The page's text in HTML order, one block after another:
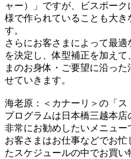
ャー）」ですが、ビスポーク
様で作られていることも大き
す。
さらにお客さまによって最適
を決定し、体型補正を加えて
まのお身体・ご要望に沿った
せていきます。
海老原：＜ カナーリ＞の「ス
プログラムは日本橋三越本店
非常にお勧めしたいメニュー
お客さまはお仕事などでお忙
たスケジュールの中でお買い